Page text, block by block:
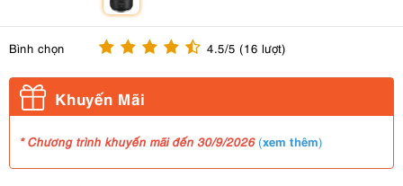
Bình chọn 4.5/5 (16 lượt)
Khuyến Mãi
* Chương trình khuyến mãi đến 30/9/2026 (xem thêm)